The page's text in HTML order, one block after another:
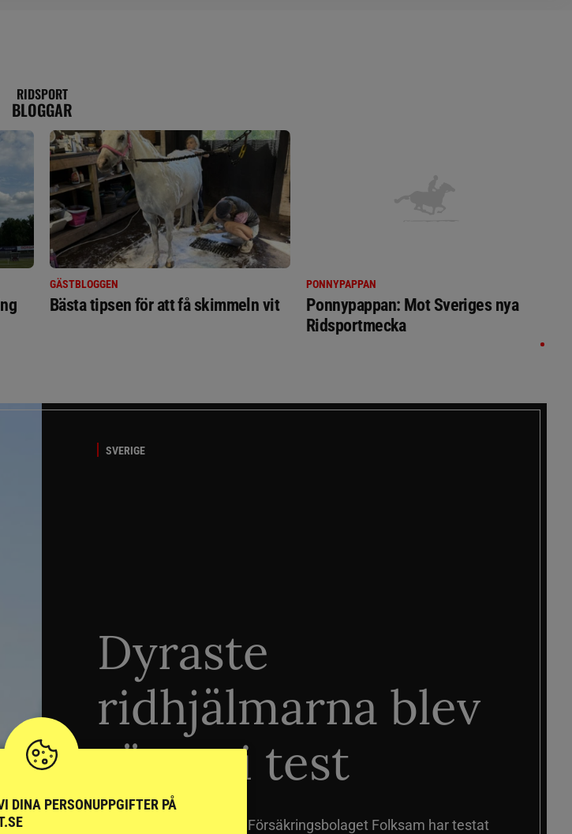
RIDSPORT
BLOGGAR
GÄSTBLOGGEN
Bästa tipsen för att få skimmeln vit
PONNYPAPPAN
Ponnypappan: Mot Sveriges nya
Ridsportmecka
SVERIGE
Dyraste
ridhjälmarna blev
sämst i test
Försäkringsbolaget Folksam har testat
DINA PERSONUPPGIFTER PÅ